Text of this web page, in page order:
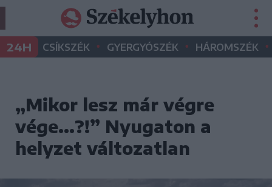
24H CSÍKSZÉK • GYERGYÓSZÉK • HÁROMSZÉK •
„Mikor lesz már végre
vége...?!” Nyugaton a
helyzet változatlan